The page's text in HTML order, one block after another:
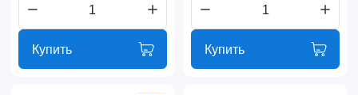
Купить Купить